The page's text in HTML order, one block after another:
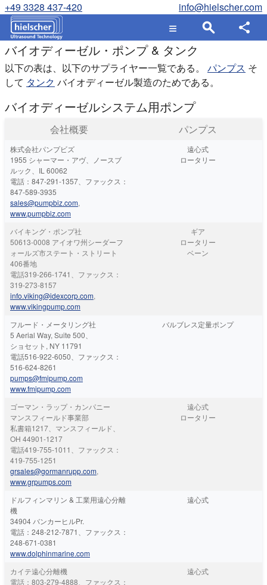
+49 3328 437-420 info@hielscher.com
バイオディーゼル・ポンプ & タンク
以下の表は、以下のサプライヤー一覧である。 パンプス そ
して タンク バイオディーゼル製造のためである。
バイオディーゼルシステム用ポンプ
会社概要 パンプス
株式会社パンプビズ
1955 シャーマー・アヴ、ノースブ
ルック、IL 60062
電話：847-291-1357、ファックス：
847-589-3935
sales@pumpbiz.com,
www.pumpbiz.com
遠心式
ロータリー
バイキング・ポンプ社
50613-0008 アイオワ州シーダーフ
ォールズ市ステート・ストリート
406番地
電話319-266-1741、ファックス：
319-273-8157
info.viking@idexcorp.com,
www.vikingpump.com
ギア
ロータリー
ベーン
フルード・メータリング社
5 Aerial Way, Suite 500、
ショセット, NY 11791
電話516-922-6050、ファックス：
516-624-8261
pumps@fmipump.com
www.fmipump.com
バルブレス定量ポンプ
ゴーマン・ラップ・カンパニー
マンスフィールド事業部
私書箱1217、マンスフィールド、
OH 44901-1217
電話419-755-1011、ファックス：
419-755-1251
grsales@gormanrupp.com,
www.grpumps.com
遠心式
ロータリー
ドルフィンマリン & 工業用遠心分離
機
34904 バンカーヒルPr.
電話：248-212-7871、ファックス：
248-671-0381
www.dolphinmarine.com
遠心式
カイテ遠心分離機
電話：803-279-4888、ファックス：
遠心式